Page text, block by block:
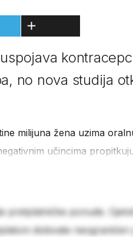
no nova studija
milijuna žena uzima
učincima
pretplatničke ponude.
dobivate